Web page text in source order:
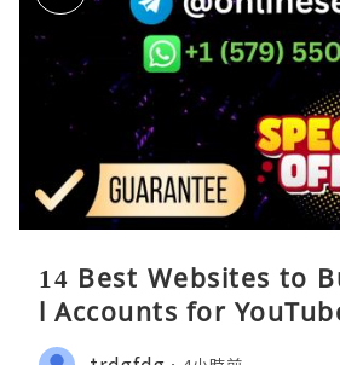
14 Best Websites to
l Accounts for